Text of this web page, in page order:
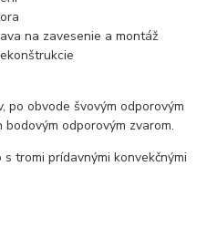
na zavesenie a montáž
po obvode švovým odporovým
odporovým zvarom.
tromi prídavnými konvekčnými